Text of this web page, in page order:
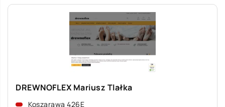
DREWNOFLEX Mariusz Tlałka
Koszarawa 426E